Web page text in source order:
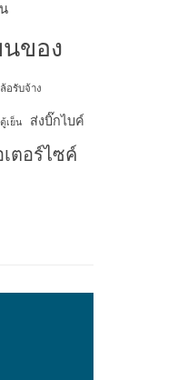
ของ
อรับจ้าง
เย็น ส่งบิ๊กไบค์
ตอร์ไซค์